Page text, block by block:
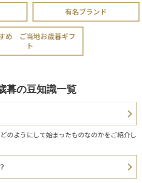
有名ブランド
め ご当地お歳暮ギフ
ト
暮の豆知識一覧
のようにして始まったものなのかをご紹介し